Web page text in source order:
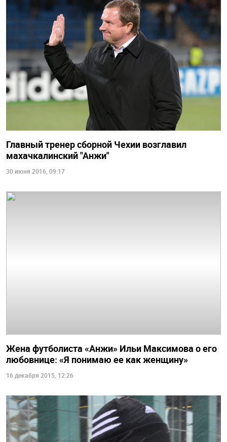
Главный тренер сборной Чехии возглавил
махачкалинский "Анжи"
30 июня 2016, 09:17
Жена футболиста «Анжи» Ильи Максимова о его
любовнице: «Я понимаю ее как женщину»
16 декабря 2015, 12:26